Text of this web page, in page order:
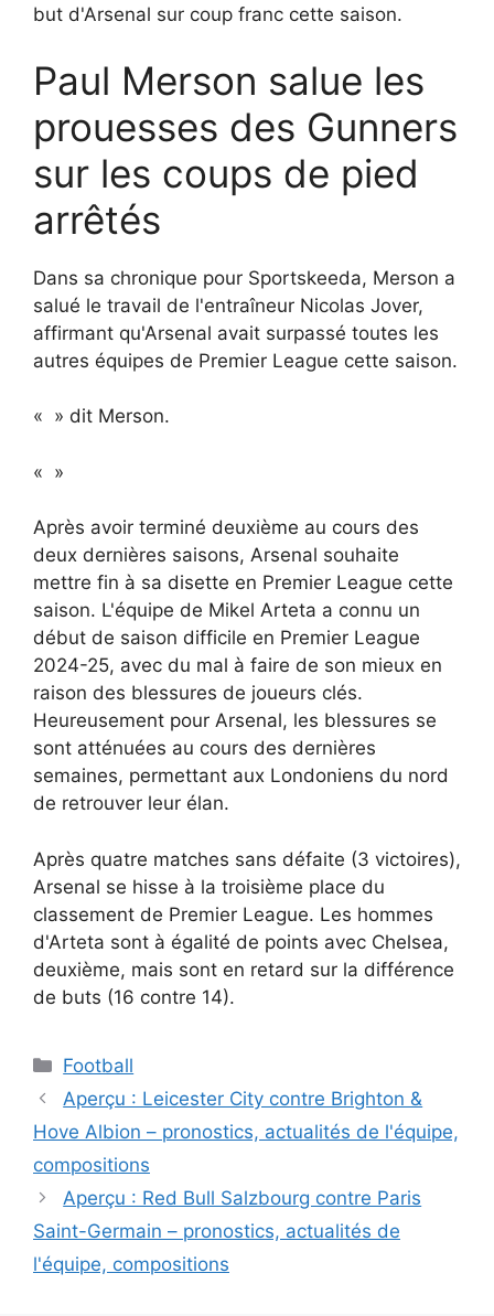
but d'Arsenal sur coup franc cette saison.
Paul Merson salue les
prouesses des Gunners
sur les coups de pied
arrêtés
Dans sa chronique pour Sportskeeda, Merson a
salué le travail de l'entraîneur Nicolas Jover,
affirmant qu'Arsenal avait surpassé toutes les
autres équipes de Premier League cette saison.
« » dit Merson.
« »
Après avoir terminé deuxième au cours des
deux dernières saisons, Arsenal souhaite
mettre fin à sa disette en Premier League cette
saison. L'équipe de Mikel Arteta a connu un
début de saison difficile en Premier League
2024-25, avec du mal à faire de son mieux en
raison des blessures de joueurs clés.
Heureusement pour Arsenal, les blessures se
sont atténuées au cours des dernières
semaines, permettant aux Londoniens du nord
de retrouver leur élan.
Après quatre matches sans défaite (3 victoires),
Arsenal se hisse à la troisième place du
classement de Premier League. Les hommes
d'Arteta sont à égalité de points avec Chelsea,
deuxième, mais sont en retard sur la différence
de buts (16 contre 14).
Catégories
Football
Aperçu : Leicester City contre Brighton &
Hove Albion – pronostics, actualités de l'équipe,
compositions
Aperçu : Red Bull Salzbourg contre Paris
Saint-Germain – pronostics, actualités de
l'équipe, compositions